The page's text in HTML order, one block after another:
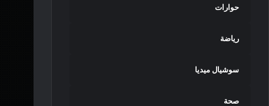
حوارات
رياضة
سوشيال ميديا
صحة